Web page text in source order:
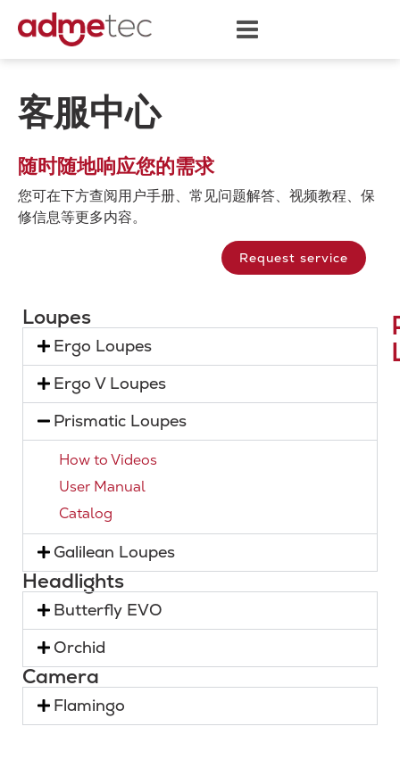
客服中心
随时随地响应您的需求
您可在下方查阅用户手册、常见问题解答、视频教程、保
修信息等更多内容。
Request service
Loupes
Ergo Loupes
Ergo V Loupes
Prismatic Loupes
How to Videos
User Manual
Catalog
Galilean Loupes
Headlights
Butterfly EVO
Orchid
Camera
Flamingo